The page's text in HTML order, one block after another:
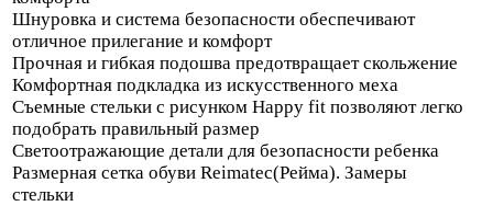
Шнуровка и система безопасности обеспечивают
отличное прилегание и комфорт
Прочная и гибкая подошва предотвращает скольжение
Комфортная подкладка из искусственного меха
Съемные стельки с рисунком Happy fit позволяют легко
подобрать правильный размер
Светоотражающие детали для безопасности ребенка
Размерная сетка обуви Reimatec(Рейма). Замеры
стельки